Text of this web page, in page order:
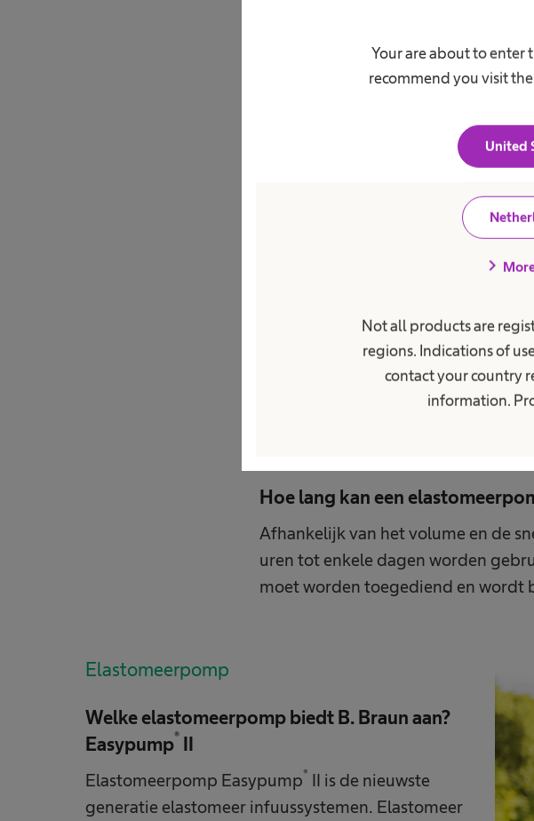
Your are about to enter
recommend you visit
United
chevron_right
Not all products are
regions. Indications of
contact your country
information.
Het toedienen van cytostatica
Het toedienen van antibiotica
pijnbestrijding).
Het toedienen van
Hoe lang kan een
Afhankelijk van het volume en de
uren tot enkele dagen worden
moet worden toegediend en wordt
Elastomeerpomp
Welke elastomeerpomp biedt B. Braun aan?
Easypump® II
Elastomeerpomp Easypump® II is de nieuwste
generatie elastomeer infuussystemen. Elastomeer